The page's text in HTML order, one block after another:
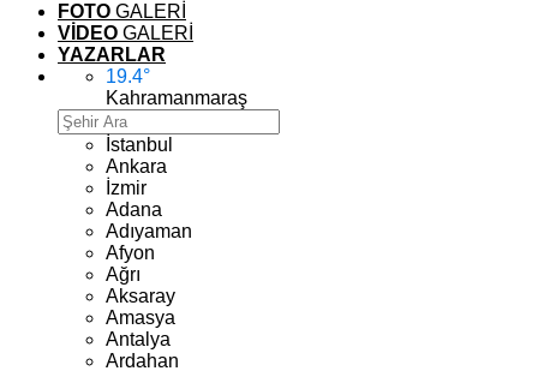
FOTO GALERİ
VİDEO GALERİ
YAZARLAR
19.4°
Kahramanmaraş
İstanbul
Ankara
İzmir
Adana
Adıyaman
Afyon
Ağrı
Aksaray
Amasya
Antalya
Ardahan